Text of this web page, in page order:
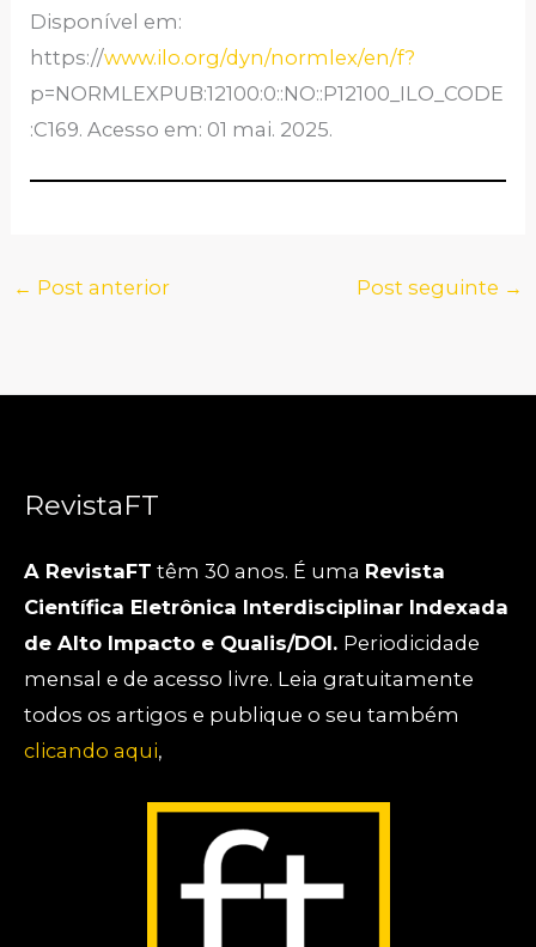
Disponível em:
https://www.ilo.org/dyn/normlex/en/f?
p=NORMLEXPUB:12100:0::NO::P12100_ILO_CODE
:C169. Acesso em: 01 mai. 2025.
← Post anterior Post seguinte →
RevistaFT
A RevistaFT têm 30 anos. É uma Revista
Científica Eletrônica Interdisciplinar Indexada
de Alto Impacto e Qualis/DOI. Periodicidade
mensal e de acesso livre. Leia gratuitamente
todos os artigos e publique o seu também
clicando aqui,